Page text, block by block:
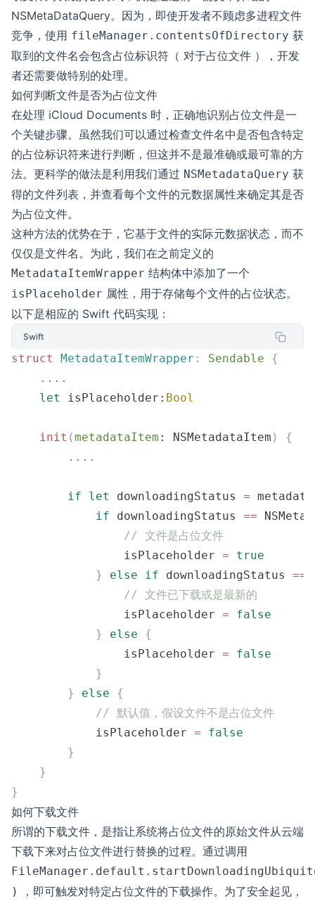
NSMetaDataQuery。因为，即使开发者不顾虑多进程文件
竞争，使用 fileManager.contentsOfDirectory 获
取到的文件名会包含占位标识符（ 对于占位文件 ），开发
者还需要做特别的处理。
如何判断文件是否为占位文件
在处理 iCloud Documents 时，正确地识别占位文件是一
个关键步骤。虽然我们可以通过检查文件名中是否包含特定
的占位标识符来进行判断，但这并不是最准确或最可靠的方
法。更科学的做法是利用我们通过 NSMetadataQuery 获
得的文件列表，并查看每个文件的元数据属性来确定其是否
为占位文件。
这种方法的优势在于，它基于文件的实际元数据状态，而不
仅仅是文件名。为此，我们在之前定义的
MetadataItemWrapper 结构体中添加了一个
isPlaceholder 属性，用于存储每个文件的占位状态。
以下是相应的 Swift 代码实现：
Swift
struct MetadataItemWrapper : Sendable {
    ....
    let
isPlaceholder: Bool
    init
(metadataItem : NSMetadataItem )
{
        ....
        if
let downloadingStatus =
            if
downloadingStatus ==
                // 文件是占位文件
                isPlaceholder
= true
            }
else if downloadingStatus ==
                // 文件已下载或是最新的
                isPlaceholder
= false
            }
else {
                isPlaceholder
= false
            }
        }
else {
            // 默认值，假设文件不是占位文件
            isPlaceholder
= false
        }
    }
}
如何下载文件
所谓的下载文件，是指让系统将占位文件的原始文件从云端
下载下来对占位文件进行替换的过程。通过调用
)
，即可触发对特定占位文件的下载操作。为了安全起见，